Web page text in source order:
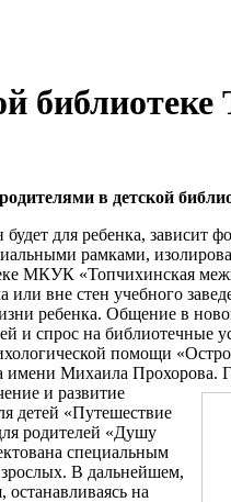
библиотеке
в детской
для ребенка, зависит
рамками,
МКУК «Топчихинская
вне стен учебного
ребенка. Общение в
и спрос на библиотечные
помощи
имени Михаила Прохорова.
и развитие
детей «Путешествие
родителей «Душу
специальным
В дальнейшем,
на